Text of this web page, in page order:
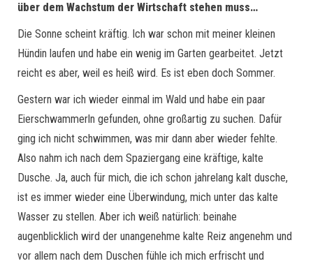
über dem Wachstum der Wirtschaft stehen muss…
Die Sonne scheint kräftig. Ich war schon mit meiner kleinen
Hündin laufen und habe ein wenig im Garten gearbeitet. Jetzt
reicht es aber, weil es heiß wird. Es ist eben doch Sommer.
Gestern war ich wieder einmal im Wald und habe ein paar
Eierschwammerln gefunden, ohne großartig zu suchen. Dafür
ging ich nicht schwimmen, was mir dann aber wieder fehlte.
Also nahm ich nach dem Spaziergang eine kräftige, kalte
Dusche. Ja, auch für mich, die ich schon jahrelang kalt dusche,
ist es immer wieder eine Überwindung, mich unter das kalte
Wasser zu stellen. Aber ich weiß natürlich: beinahe
augenblicklich wird der unangenehme kalte Reiz angenehm und
vor allem nach dem Duschen fühle ich mich erfrischt und